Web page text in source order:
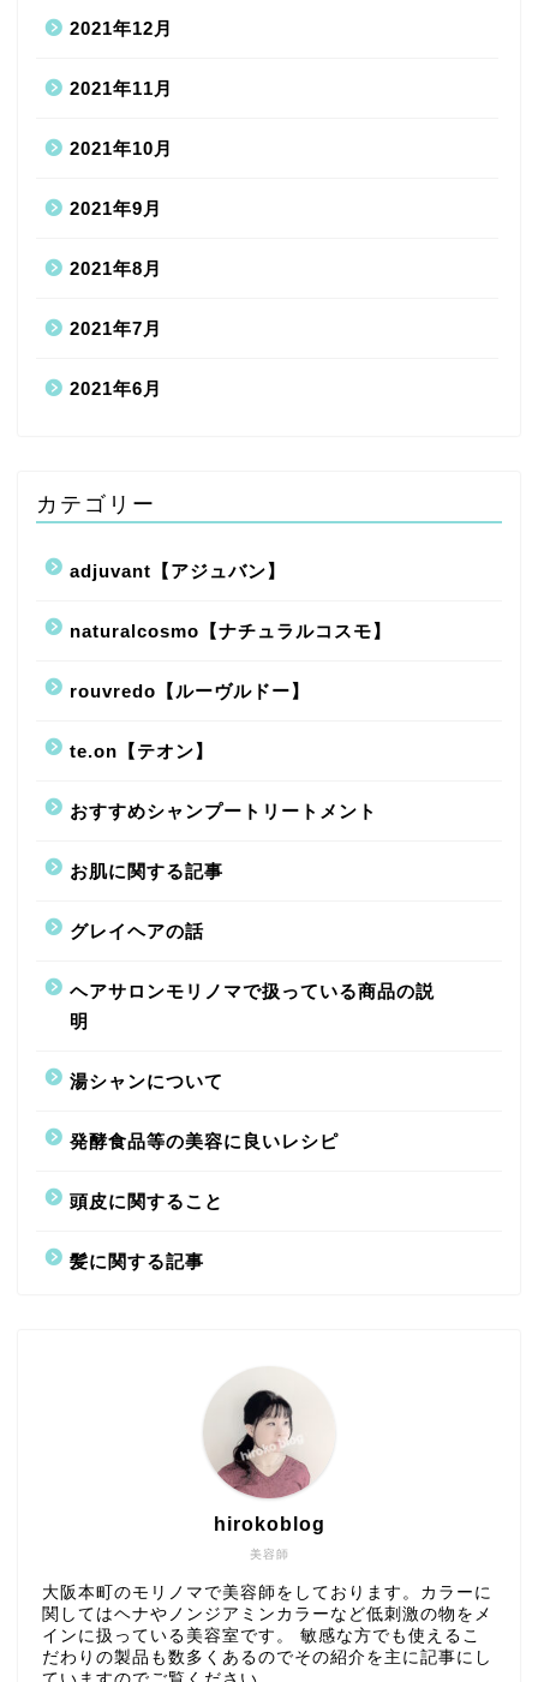
2021年12月
2021年11月
2021年10月
2021年9月
2021年8月
2021年7月
2021年6月
カテゴリー
adjuvant【アジュバン】
naturalcosmo【ナチュラルコスモ】
rouvredo【ルーヴルドー】
te.on【テオン】
おすすめシャンプートリートメント
お肌に関する記事
グレイヘアの話
ヘアサロンモリノマで扱っている商品の説
明
湯シャンについて
発酵食品等の美容に良いレシピ
頭皮に関すること
髪に関する記事
美容師
hirokoblog
大阪本町のモリノマで美容師をしております。カラーに
関してはヘナやノンジアミンカラーなど低刺激の物をメ
インに扱っている美容室です。 敏感な方でも使えるこ
だわりの製品も数多くあるのでその紹介を主に記事にし